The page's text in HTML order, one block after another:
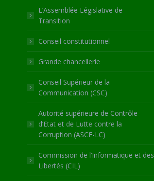
L’Assemblée Législative de
Transition
Conseil constitutionnel
Grande chancellerie
Conseil Supérieur de la
Communication (CSC)
Autorité supérieure de Contrôle
d’Etat et de Lutte contre la
Corruption (ASCE-LC)
Commission de l’Informatique et des
Libertés (CIL)